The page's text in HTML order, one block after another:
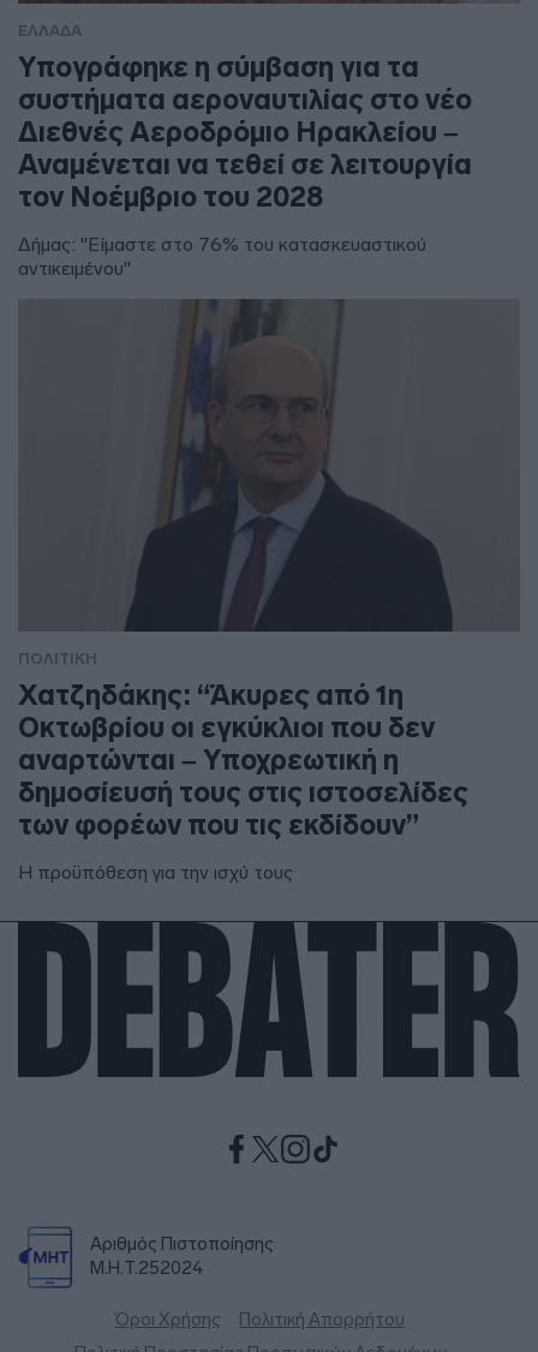
ΕΛΛΑΔΑ
Υπογράφηκε η σύμβαση για τα
συστήματα αεροναυτιλίας στο νέο
Διεθνές Αεροδρόμιο Ηρακλείου –
Αναμένεται να τεθεί σε λειτουργία
τον Νοέμβριο του 2028
Δήμας: "Είμαστε στο 76% του κατασκευαστικού
αντικειμένου"
ΠΟΛΙΤΙΚΗ
Χατζηδάκης: “Άκυρες από 1η
Οκτωβρίου οι εγκύκλιοι που δεν
αναρτώνται – Υποχρεωτική η
δημοσίευσή τους στις ιστοσελίδες
των φορέων που τις εκδίδουν”
Η προϋπόθεση για την ισχύ τους
Αριθμός Πιστοποίησης
Μ.Η.Τ.252024
Όροι Χρήσης
Πολιτική Απορρήτου